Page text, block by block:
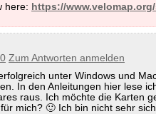
here: https://
Zum Antworten anmelden
unter Windows und
In den Anleitungen hier lese
raus. Ich möchte die Karten
mich? 🙂 Ich bin nicht sehr